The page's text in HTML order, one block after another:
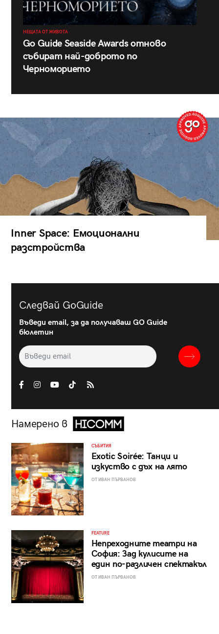
НЕЩАТА ОТ ЖИВОТА
Go Guide Seaside Awards отново
събират най-доброто по
Черноморието
Inner Space: Емоционални
разстройства
Следвай GoGuide
Въведи email, за да получаваш GO Guide
бюлетин
Намерено в
СЪБИТИЯ
Exotic Soirée: Танци и
изкуство с дъх на лято
ОТ ИВАН ПЪРВАНОВ
FEATURE
Непреходните театри на
София: Зад кулисите на
един по-различен спектакъл
ОТ ИВАН ПЪРВАНОВ